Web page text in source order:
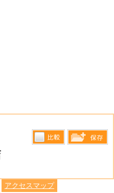
アクセスマップ